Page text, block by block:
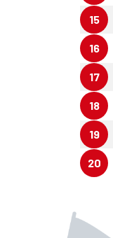
15
16
17
18
19
20